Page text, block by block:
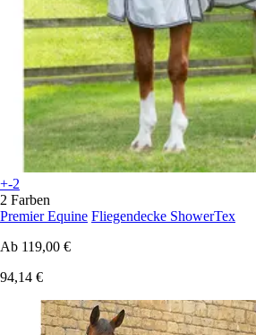
+-2
2 Farben
Premier Equine Fliegendecke ShowerTex
Ab 119,00 €
94,14 €